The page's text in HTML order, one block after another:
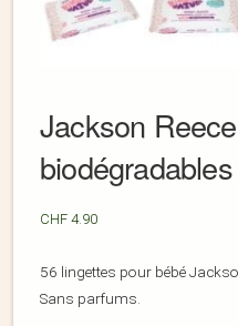
Jackson
CHF 4.90
56 lingettes pour bébé
Sans parfums.